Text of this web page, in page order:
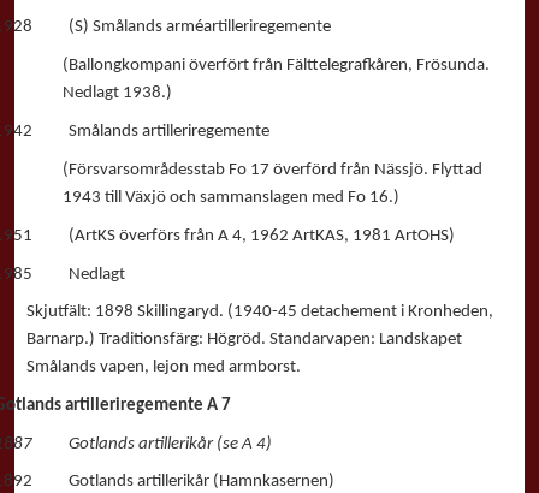
(S) Smålands arméartilleriregemente
överfört från Fälttelegrafkåren, Frösunda.
Nedlagt 1938.)
Smålands artilleriregemente
Fo 17 överförd från Nässjö. Flyttad
1943 till Växjö och sammanslagen med Fo 16.)
(ArtKS överförs från A 4, 1962 ArtKAS, 1981 ArtOHS)
Nedlagt
Skjutfält: 1898 Skillingaryd. (1940-45 detachement i Kronheden,
Barnarp.) Traditionsfärg: Högröd. Standarvapen: Landskapet
Smålands vapen, lejon med armborst.
artilleriregemente A 7
Gotlands artillerikår (se A 4)
Gotlands artillerikår (Hamnkasernen)